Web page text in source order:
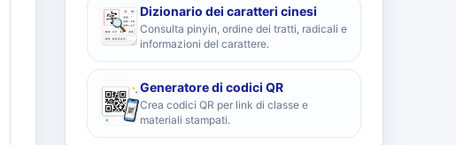
Dizionario dei caratteri cinesi
Consulta pinyin, ordine dei tratti, radicali e
informazioni del carattere.
Generatore di codici QR
Crea codici QR per link di classe e
materiali stampati.